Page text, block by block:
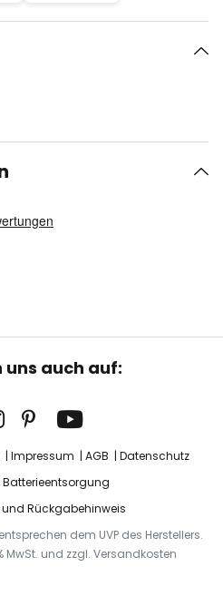
uns auch auf:
Impressum AGB
Datenschutz
Batterieentsorgung
Rückgabehinweis
dem UVP des Herstellers.
MwSt. und zzgl. Versandkosten